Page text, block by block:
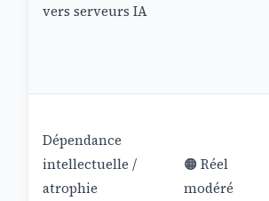
vers serveurs IA
Dépendance
intellectuelle /
atrophie
🟠 Réel
modéré